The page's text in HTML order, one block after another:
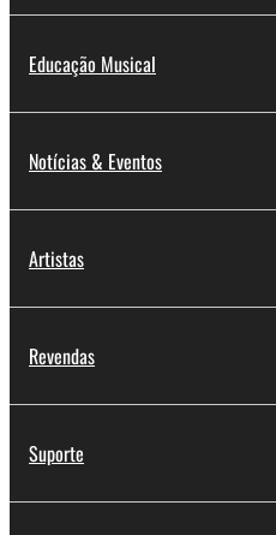
Educação Musical
Notícias & Eventos
Artistas
Revendas
Suporte